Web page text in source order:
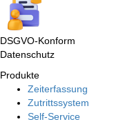
DSGVO-Konform
Datenschutz
Produkte
Zeiterfassung
Zutrittssystem
Self-Service